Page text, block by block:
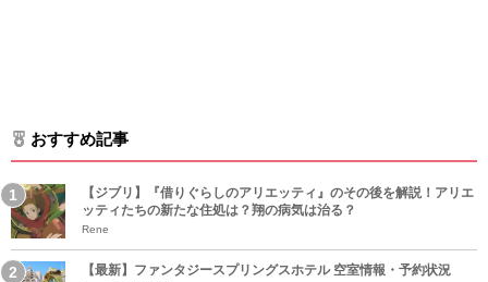
おすすめ記事
【ジブリ】『借りぐらしのアリエッティ』のその後を解説！アリエ
ッティたちの新たな住処は？翔の病気は治る？
Rene
【最新】ファンタジースプリングスホテル 空室情報・予約状況